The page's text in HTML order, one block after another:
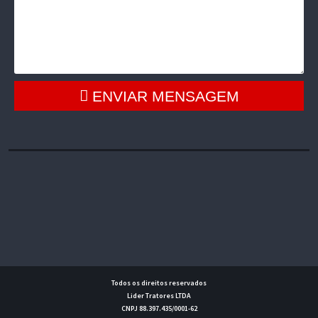
ENVIAR MENSAGEM
Todos os direitos reservados
Lider Tratores LTDA
CNPJ 88.397.435/0001-62